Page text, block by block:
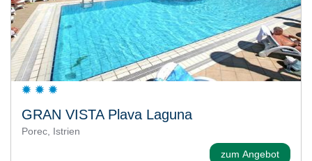
GRAN VISTA Plava Laguna
Porec, Istrien
zum Angebot